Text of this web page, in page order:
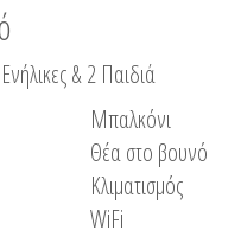
& 2 Παιδιά
Μπαλκόνι
Θέα στο βουνό
Κλιματισμός
WiFi